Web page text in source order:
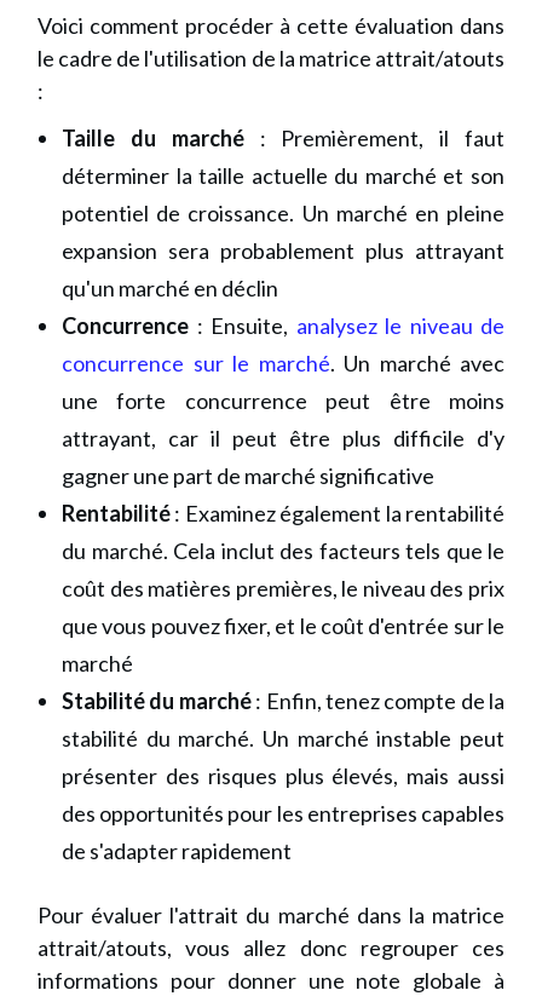
Voici comment procéder à cette évaluation dans
le cadre de l'utilisation de la matrice attrait/atouts
:
Taille du marché: Premièrement, il faut
déterminer la taille actuelle du marché et son
potentiel de croissance. Un marché en pleine
expansion sera probablement plus attrayant
qu'un marché en déclin
Concurrence : Ensuite, analysez le niveau de
concurrence sur le marché. Un marché avec
une forte concurrence peut être moins
attrayant, car il peut être plus difficile d'y
gagner une part de marché significative
Rentabilité: Examinez également la rentabilité
du marché. Cela inclut des facteurs tels que le
coût des matières premières, le niveau des prix
que vous pouvez fixer, et le coût d'entrée sur le
marché
Stabilité du marché: Enfin, tenez compte de la
stabilité du marché. Un marché instable peut
présenter des risques plus élevés, mais aussi
des opportunités pour les entreprises capables
de s'adapter rapidement
Pour évaluer l'attrait du marché dans la matrice
attrait/atouts, vous allez donc regrouper ces
informations pour donner une note globale à